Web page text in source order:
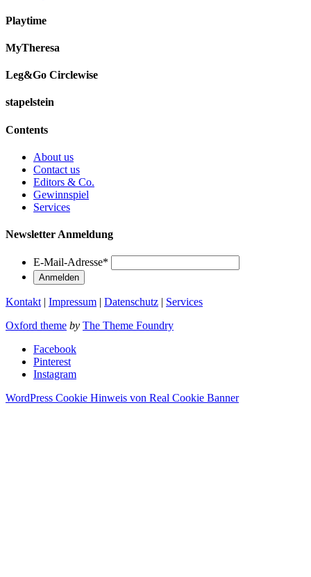
Playtime
MyTheresa
Leg&Go Circlewise
stapelstein
Contents
About us
Contact us
Editors & Co.
Gewinnspiel
Services
Newsletter Anmeldung
E-Mail-Adresse*
Kontakt| Impressum | Datenschutz | Services
Oxford theme by The Theme Foundry
Facebook
Pinterest
Instagram
WordPress Cookie Hinweis von Real Cookie Banner